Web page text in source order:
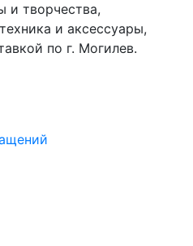
и творчества,
и аксессуары,
по г. Могилев.